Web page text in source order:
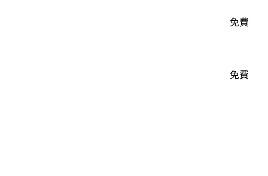
免費
免費